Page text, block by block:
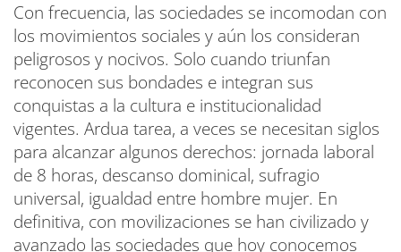
Con frecuencia, las sociedades se incomodan con
los movimientos sociales y aún los consideran
peligrosos y nocivos. Solo cuando triunfan
reconocen sus bondades e integran sus
conquistas a la cultura e institucionalidad
vigentes. Ardua tarea, a veces se necesitan siglos
para alcanzar algunos derechos: jornada laboral
de 8 horas, descanso dominical, sufragio
universal, igualdad entre hombre mujer. En
definitiva, con movilizaciones se han civilizado y
avanzado las sociedades que hoy conocemos